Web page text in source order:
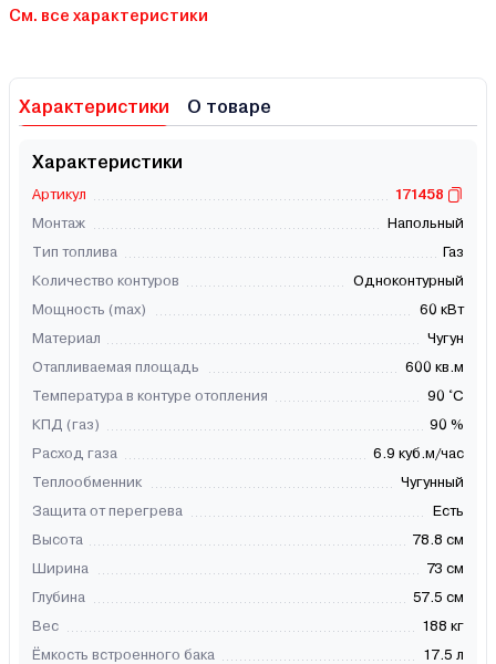
См. все характеристики
Характеристики О товаре
Характеристики
Артикул
171458
Монтаж
Напольный
Тип топлива
Газ
Количество контуров
Одноконтурный
Мощность (max)
60 кВт
Материал
Чугун
Отапливаемая площадь
600 кв.м
Температура в контуре отопления
90 °C
КПД (газ)
90 %
Расход газа
6.9 куб.м/час
Теплообменник
Чугунный
Защита от перегрева
Есть
Высота
78.8 см
Ширина
73 см
Глубина
57.5 см
Вес
188 кг
Ёмкость встроенного бака
17.5 л